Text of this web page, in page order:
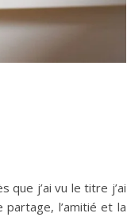
que j’ai vu le titre j’ai
l’amitié et la